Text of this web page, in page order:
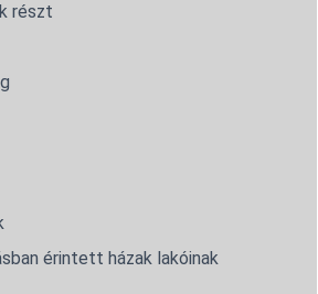
részt
érintett házak lakóinak